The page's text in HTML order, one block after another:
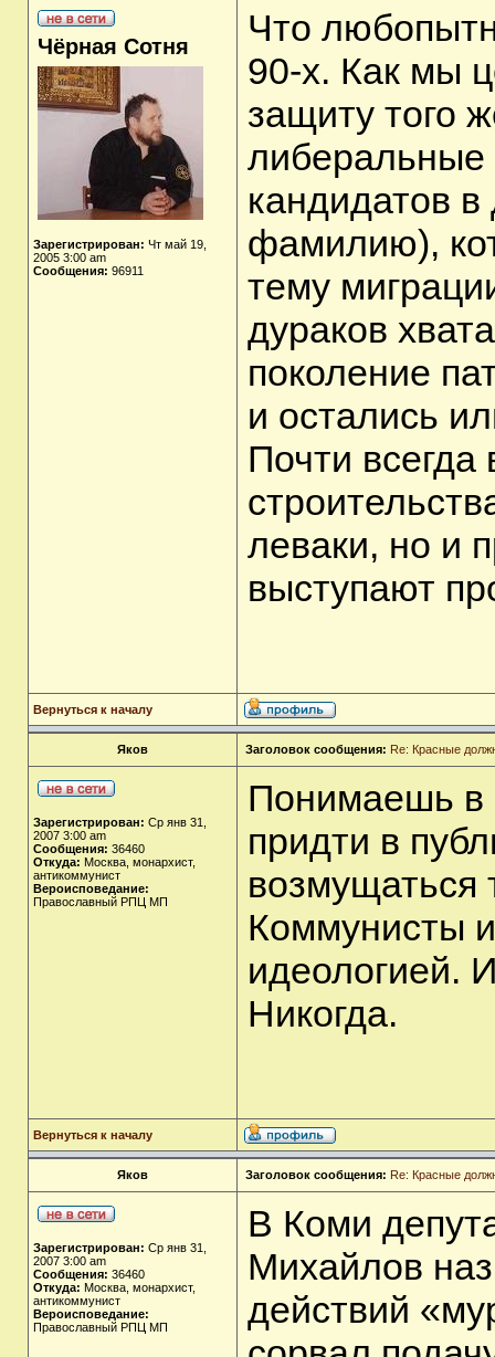
Чёрная Сотня
Зарегистрирован: Чт май 19,
2005 3:00 am
Сообщения: 96911
Что
90-х. Как мы
защиту того
кандидатов
фамилию),
тему
дураков
поколение
и остались
Почти
леваки, но и
выступают
Вернуться к началу
Яков Заголовок сообщения: Re: Красные
Зарегистрирован: Ср янв 31,
2007 3:00 am
Сообщения: 36460
Откуда: Москва, монархист,
антикоммунист
Вероисповедание:
Православный РПЦ МП
Понимаешь в
придти в
возмущаться
Коммунисты
идеологией.
Никогда.
Вернуться к началу
Яков Заголовок сообщения: Re: Красные
Зарегистрирован: Ср янв 31,
2007 3:00 am
Сообщения: 36460
Откуда: Москва, монархист,
антикоммунист
Вероисповедание:
Православный РПЦ МП
В Коми
Михайлов
действий